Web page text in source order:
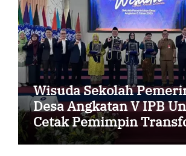
Wisuda Sekolah
Desa Angkatan V IPB
Cetak Pemimpin
Desa Berbasis Data